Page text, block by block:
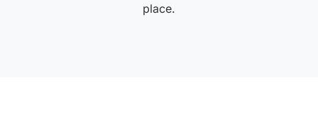
place.